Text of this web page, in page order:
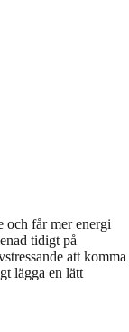
och får mer energi
tidigt på
att komma
lägga en lätt